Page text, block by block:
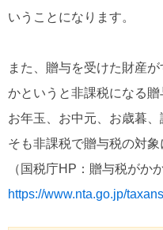
いうことになります。
また、贈与を受けた財産
かというと非課税になる贈
お年玉、お中元、お歳暮
そも非課税で贈与税の対象
（国税庁HP：贈与税がか
https://www.nta.go.jp/